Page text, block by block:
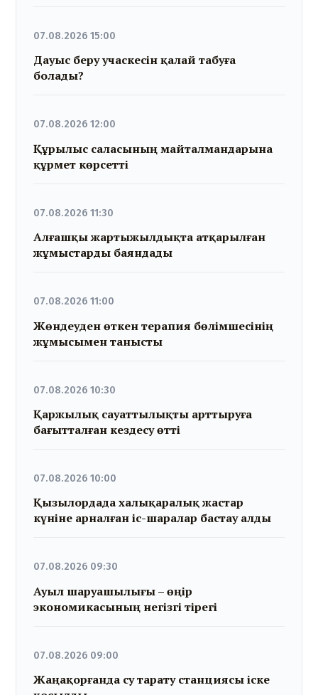
07.08.2026 15:00
Дауыс беру учаскесін қалай табуға
болады?
07.08.2026 12:00
Құрылыс саласының майталмандарына
құрмет көрсетті
07.08.2026 11:30
Алғашқы жартыжылдықта атқарылған
жұмыстарды баяндады
07.08.2026 11:00
Жөндеуден өткен терапия бөлімшесінің
жұмысымен танысты
07.08.2026 10:30
Қаржылық сауаттылықты арттыруға
бағытталған кездесу өтті
07.08.2026 10:00
Қызылордада халықаралық жастар
күніне арналған іс-шаралар бастау алды
07.08.2026 09:30
Ауыл шаруашылығы – өңір
экономикасының негізгі тірегі
07.08.2026 09:00
Жаңақорғанда су тарату станциясы іске